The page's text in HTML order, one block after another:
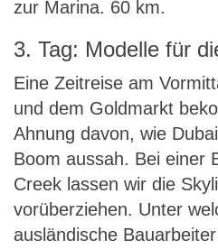
zur Marina. 60 km.
3. Tag: Modelle für
Eine Zeitreise am
und dem Goldmarkt
Ahnung davon, wie
Boom aussah. Bei einer
Creek lassen wir die
vorüberziehen. Unter
ausländische